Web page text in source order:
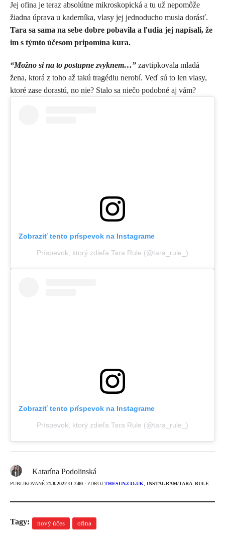
Jej ofina je teraz absolútne mikroskopická a tu už nepomôže
žiadna úprava u kaderníka, vlasy jej jednoducho musia dorásť.
Tara sa sama na sebe dobre pobavila a ľudia jej napísali, že
im s týmto účesom pripomína kura.
“Možno si na to postupne zvyknem…” zavtipkovala mladá
žena, ktorá z toho až takú tragédiu nerobí. Veď sú to len vlasy,
ktoré zase dorastú, no nie? Stalo sa niečo podobné aj vám?
Zobraziť tento príspevok na Instagrame
Príspevok, ktorý zdieľa Tara Rule (@tara_rule_)
Zobraziť tento príspevok na Instagrame
Príspevok, ktorý zdieľa Tara Rule (@tara_rule_)
Katarína Podolinská
PUBLIKOVANÉ 21.8.2022 O 7:00 · ZDROJ THESUN.CO.UK, INSTAGRAM/TARA_RULE_
Tagy: nový účes ofina